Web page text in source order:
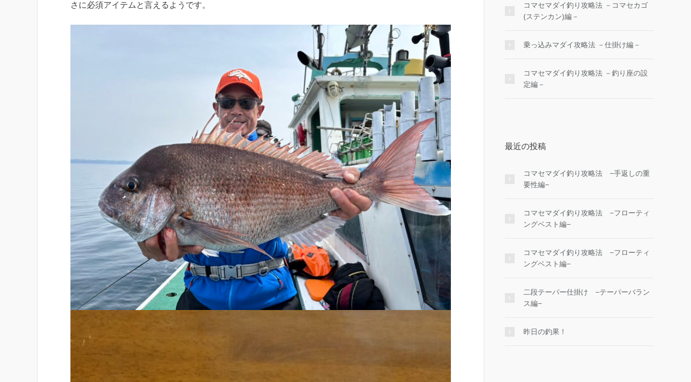
さに必須アイテムと言えるようです。
コマセマダイ釣り攻略法 －コマセカゴ
(ステンカン)編－
乗っ込みマダイ攻略法 －仕掛け編－
コマセマダイ釣り攻略法 －釣り座の設
定編－
最近の投稿
コマセマダイ釣り攻略法 −手返しの重
要性編−
コマセマダイ釣り攻略法 −フローティ
ングベスト編−
コマセマダイ釣り攻略法 −フローティ
ングベスト編−
二段テーパー仕掛け −テーパーバラン
ス編−
昨日の釣果！